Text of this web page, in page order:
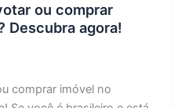
ou comprar
Descubra agora!
comprar imóvel no